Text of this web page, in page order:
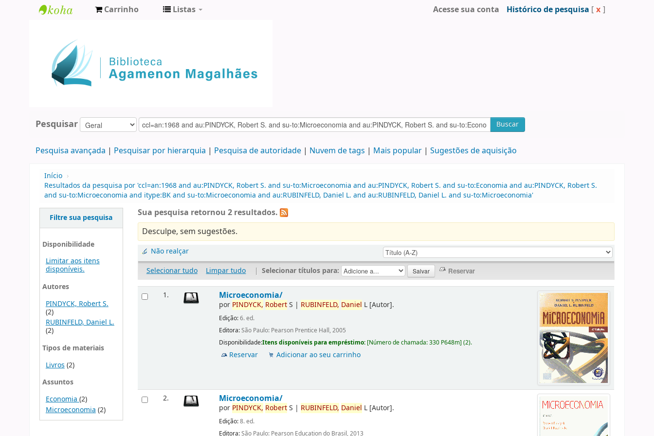
Agamenon
Magalhães
Carrinho Listas Acesse sua conta Histórico de pesquisa [ x ]
Pesquisar Buscar
Pesquisa avançada Pesquisar por hierarquia Pesquisa de autoridade Nuvem de tags Mais popular Sugestões de aquisição
Início ›
Resultados da pesquisa por 'ccl=an:1968 and au:PINDYCK, Robert S. and su-to:Microeconomia and au:PINDYCK, Robert S. and su-to:Economia and au:PINDYCK, Robert S.
and su-to:Microeconomia and itype:BK and su-to:Microeconomia and au:RUBINFELD, Daniel L. and au:RUBINFELD, Daniel L. and su-to:Microeconomia'
Filtre sua pesquisa
Disponibilidade
Limitar aos itens
disponíveis.
Autores
PINDYCK, Robert S.
(2)
RUBINFELD, Daniel L.
(2)
Tipos de materiais
Livros (2)
Assuntos
Economia (2)
Microeconomia (2)
Sua pesquisa retornou 2 resultados.
Desculpe, sem sugestões.
Não realçar
Selecionar tudo
Limpar tudo | Selecionar títulos para:
1. Microeconomia/
por PINDYCK, RobertS | RUBINFELD, Daniel L [Autor].
Edição:6. ed.
Editora:São Paulo: Pearson Prentice Hall, 2005
Disponibilidade:Itens disponíveis para empréstimo: [Número de chamada:330 P648m](2).
Reservar Adicionar ao seu carrinho
2. Microeconomia/
por PINDYCK, RobertS | RUBINFELD, Daniel L [Autor].
Edição:8. ed.
Editora:São Paulo: Pearson Education do Brasil, 2013